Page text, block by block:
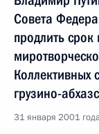
Совета
продлить
грузино-
31 января 2001